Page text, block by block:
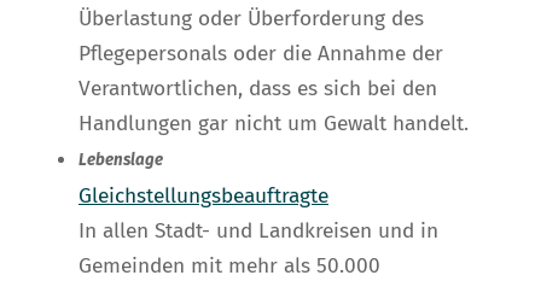
Überlastung oder Überforderung des
Pflegepersonals oder die Annahme der
Verantwortlichen, dass es sich bei den
Handlungen gar nicht um Gewalt handelt.
Lebenslage
Gleichstellungsbeauftragte
In allen Stadt- und Landkreisen und in
Gemeinden mit mehr als 50.000